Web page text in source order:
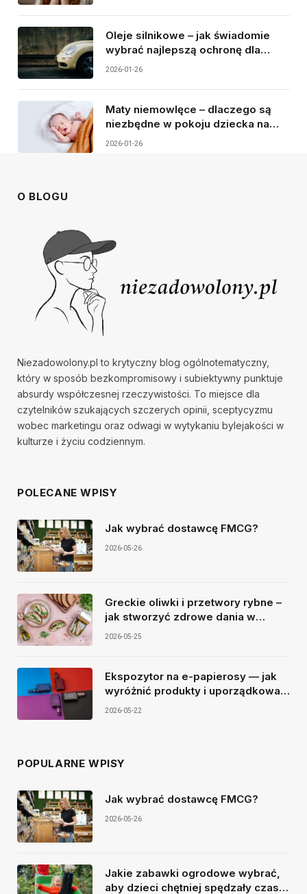
Oleje silnikowe – jak świadomie
wybrać najlepszą ochronę dla
silnika samochodu?
2026-01-26
Maty niemowlęce – dlaczego są
niezbędne w pokoju dziecka na
pierwszych etapach rozwoju?
2026-01-26
O BLOGU
Niezadowolony.pl to krytyczny blog ogólnotematyczny,
który w sposób bezkompromisowy i subiektywny punktuje
absurdy współczesnej rzeczywistości. To miejsce dla
czytelników szukających szczerych opinii, sceptycyzmu
wobec marketingu oraz odwagi w wytykaniu bylejakości w
kulturze i życiu codziennym.
POLECANE WPISY
Jak wybrać dostawcę FMCG?
2026-05-26
Greckie oliwki i przetwory rybne –
jak stworzyć zdrowe dania w
śródziemnomorskim stylu?
2026-05-25
Ekspozytor na e-papierosy — jak
wyróżnić produkty i uporządkować
sprzedaż?
2026-05-22
POPULARNE WPISY
Jak wybrać dostawcę FMCG?
2026-05-26
Jakie zabawki ogrodowe wybrać,
aby dzieci chętniej spędzały czas